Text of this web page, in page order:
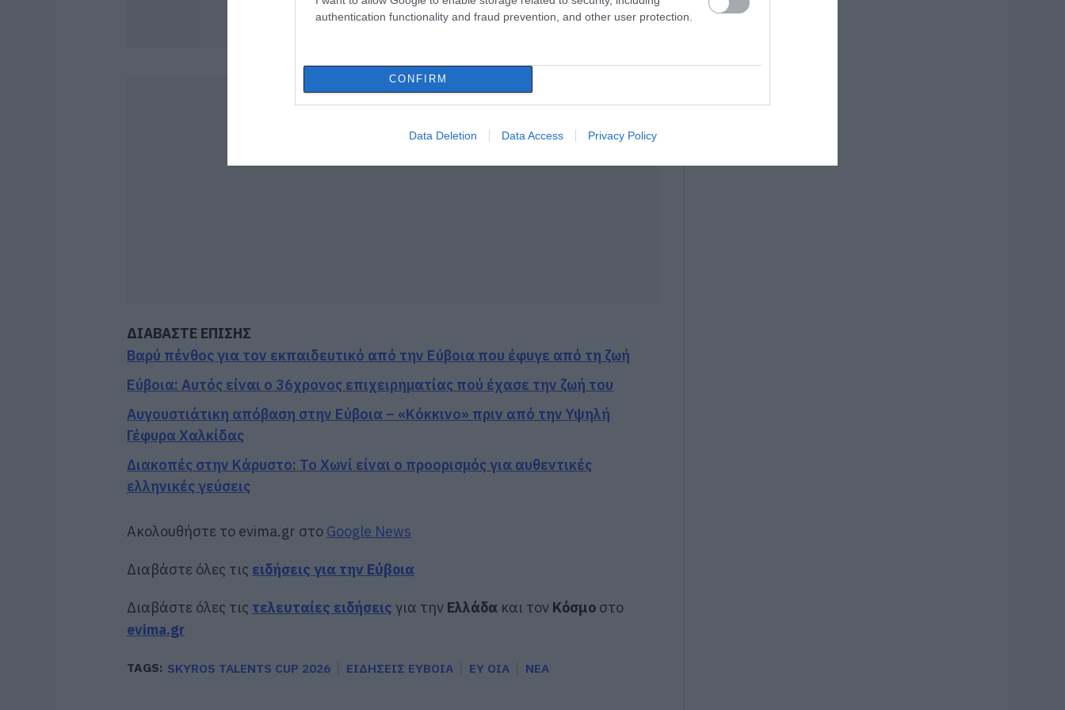
authentication functionality and fraud prevention, and other user protection.
CONFIRM
Data Deletion Data Access Privacy Policy
ΔΙΑΒΑΣΤΕ ΕΠΙΣΗΣ
Βαρύ πένθος για τον εκπαιδευτικό από την Εύβοια που έφυγε από τη ζωή
Εύβοια: Αυτός είναι ο 36χρονος επιχειρηματίας πού έχασε την ζωή του
Αυγουστιάτικη απόβαση στην Εύβοια – «Κόκκινο» πριν από την Υψηλή
Γέφυρα Χαλκίδας
Διακοπές στην Κάρυστο: Το Χωνί είναι ο προορισμός για αυθεντικές
ελληνικές γεύσεις
Ακολουθήστε το evima.gr στο Google News
Διαβάστε όλες τις ειδήσεις για την Εύβοια
Διαβάστε όλες τις τελευταίες ειδήσεις για την Ελλάδα και τον Κόσμο στο
evima.gr
TAGS: SKYROS TALENTS CUP 2026 ΕΙΔΗΣΕΙΣ ΕΥΒΟΙΑ ΕΥ ΟΙΑ ΝΕΑ